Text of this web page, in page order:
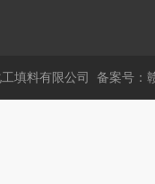
填料有限公司 备案号：